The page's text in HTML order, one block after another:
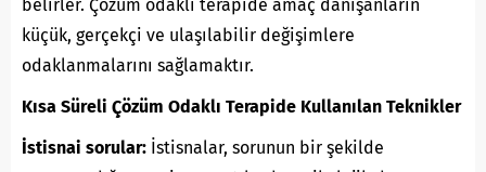
belirler. Çözüm odaklı terapide amaç danışanların
küçük, gerçekçi ve ulaşılabilir değişimlere
odaklanmalarını sağlamaktır.
Kısa Süreli Çözüm Odaklı Terapide Kullanılan Teknikler
İstisnai sorular: İstisnalar, sorunun bir şekilde